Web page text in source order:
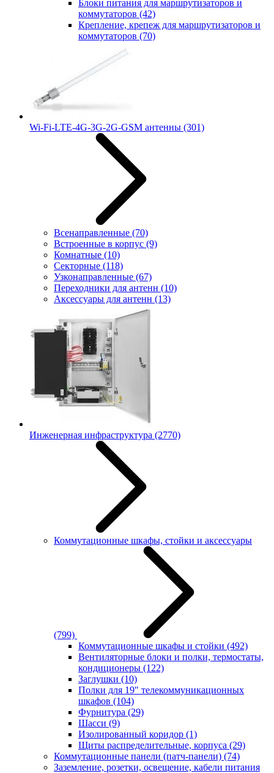
Блоки питания для маршрутизаторов и
коммутаторов (42)
Крепление, крепеж для маршрутизаторов и
коммутаторов (70)
Wi-Fi-LTE-4G-3G-2G-GSM антенны (301)
Всенаправленные (70)
Встроенные в корпус (9)
Комнатные (10)
Секторные (118)
Узконаправленные (67)
Переходники для антенн (10)
Аксессуары для антенн (13)
Инженерная инфраструктура (2770)
Коммутационные шкафы, стойки и аксессуары
(799)
Коммутационные шкафы и стойки (492)
Вентиляторные блоки и полки, термостаты,
кондиционеры (122)
Заглушки (10)
Полки для 19" телекоммуникационных
шкафов (104)
Фурнитура (29)
Шасси (9)
Изолированный коридор (1)
Щиты распределительные, корпуса (29)
Коммутационные панели (патч-панели) (74)
Заземление, розетки, освещение, кабели питания